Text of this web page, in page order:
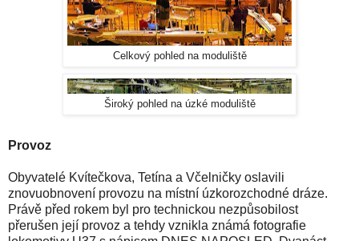
Celkový pohled na moduliště
Široký pohled na úzké moduliště
Provoz
Obyvatelé Kvítečkova, Tetína a Včelničky oslavili
znovuobnovení provozu na místní úzkorozchodné dráze.
Právě před rokem byl pro technickou nezpůsobilost
přerušen její provoz a tehdy vznikla známá fotografie